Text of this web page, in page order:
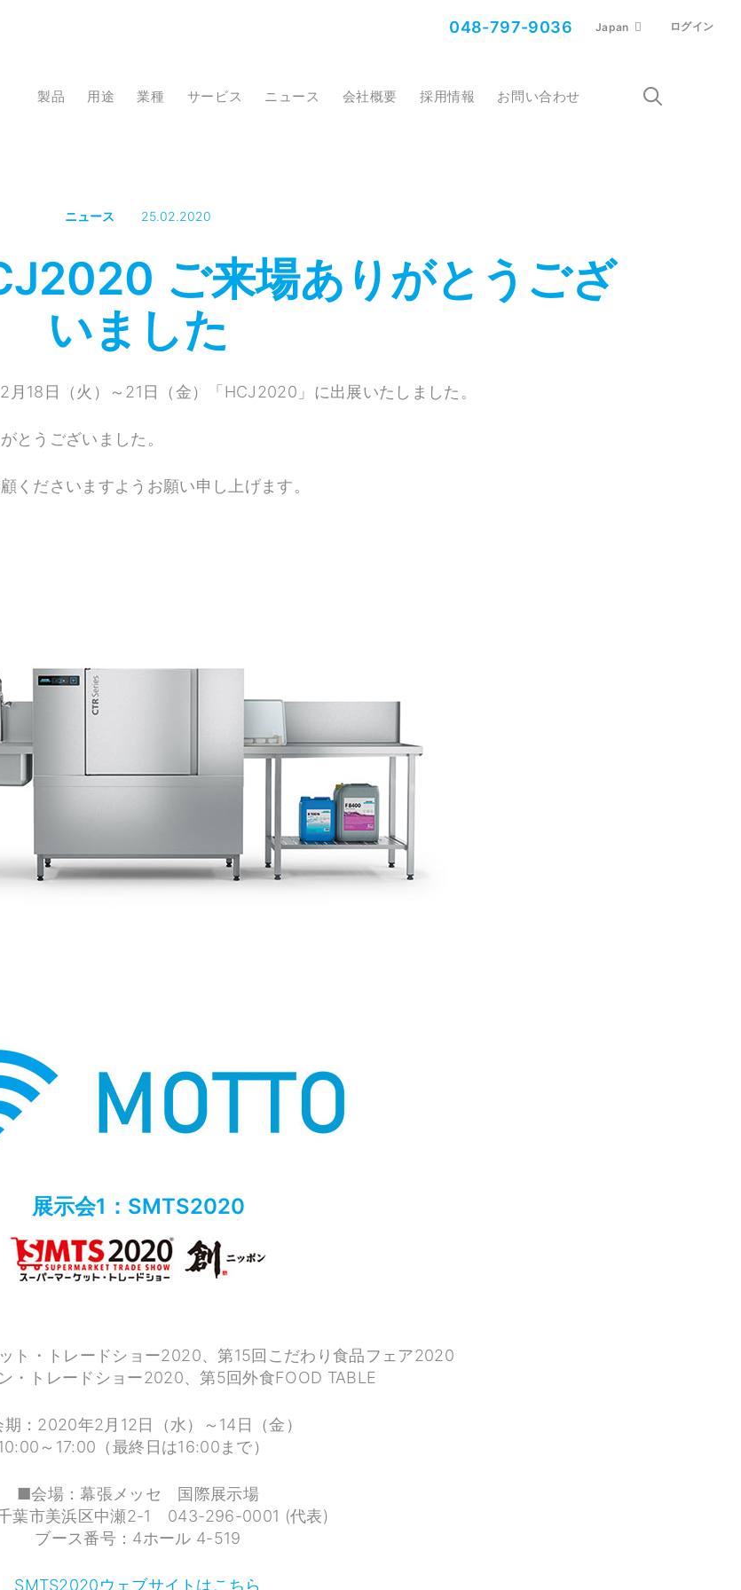
048-797-9036 Japan ログイン
製品 用途 業種 サービス ニュース 会社概要 採用情報 お問い合わせ
ニュース 25.02.2020
ご来場ありがとうござ
いました
18日（火）～21日（金）「HCJ2020」に出展いたしました。
とうございました。
くださいますようお願い申し上げます。
展示会1：SMTS2020
ト・トレードショー2020、第15回こだわり食品フェア2020
・トレードショー2020、第5回外食FOOD TABLE
：2020年2月12日（水）～14日（金）
～17:00（最終日は16:00まで）
■会場：幕張メッセ 国際展示場
葉市美浜区中瀬2-1 043-296-0001 (代表)
ブース番号：4ホール 4-519
SMTS2020ウェブサイトはこちら